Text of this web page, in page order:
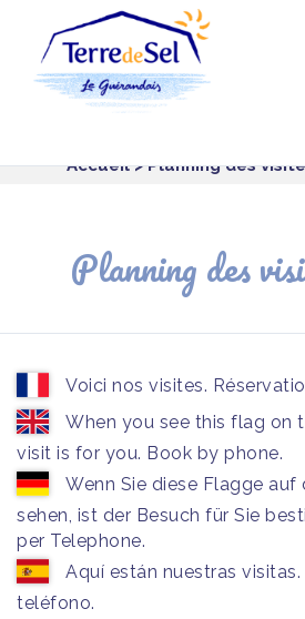
Accueil> Planning des
Planning des
Voici nos visites.
When you see this flag on
visit is for you. Book by phone.
Wenn Sie diese Flagge auf
sehen, ist der Besuch für Sie
per Telephone.
Aquí están nuestras
teléfono.
Panneau de gestion des cookies